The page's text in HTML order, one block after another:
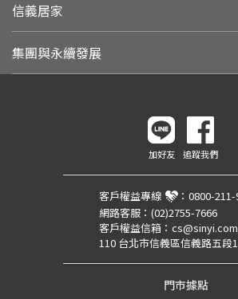
信義居家
集團與永續發展
加好友 追蹤我們
客戶權益專線 ： 0800-211-
網路客服： (02)2755-7666
客戶權益信箱：
110 台北市信義區信義路五段
門市據點